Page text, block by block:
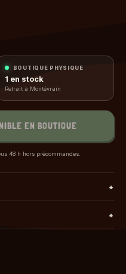
BOUTIQUE PHYSIQUE
1 en stock
Retrait à Montévrain
EN BOUTIQUE
48 h hors précommandes.
+
+